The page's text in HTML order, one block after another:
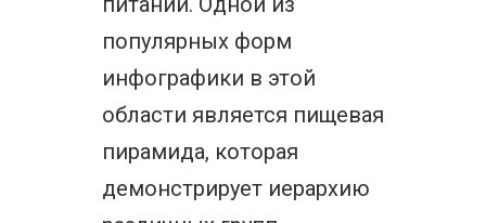
популярных форм
инфографики в этой
области является пищевая
пирамида, которая
демонстрирует иерархию